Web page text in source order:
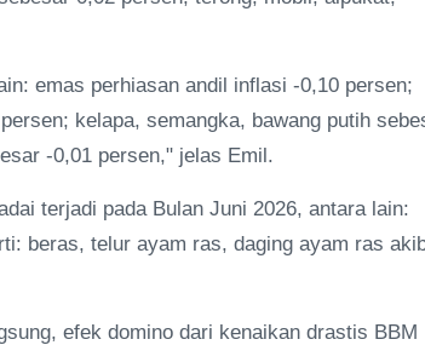
emas perhiasan andil inflasi -0,10 persen;
kelapa, semangka, bawang putih
-0,01 persen," jelas Emil.
terjadi pada Bulan Juni 2026, antara lain:
beras, telur ayam ras, daging ayam ras
efek domino dari kenaikan drastis BBM